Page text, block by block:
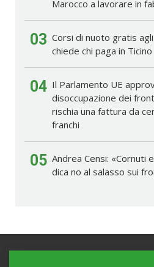
Marocco a lavorare in
03 Corsi di nuoto gratis
chiede chi paga in Ticino
04 Il Parlamento UE
disoccupazione dei
rischia una fattura da
franchi
05 Andrea Censi: «Cornuti
dica no al salasso sui